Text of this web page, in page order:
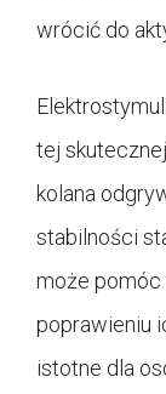
wrócić do
tej
kolana
stabilności
może pomóc
poprawieniu
istotne dla